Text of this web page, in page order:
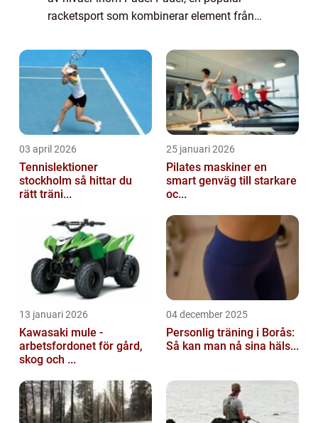
racketsport som kombinerar element från
nivåer en möjlighet att njuta av utmanande
o...
03 april 2026
Tennislektioner
stockholm så hittar du
rätt träni...
25 januari 2026
Pilates maskiner en
smart genväg till starkare
oc...
13 januari 2026
Kawasaki mule -
arbetsfordonet för gård,
skog och ...
04 december 2025
Personlig träning i Borås:
Så kan man nå sina häls...